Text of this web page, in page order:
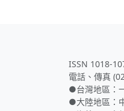
ISSN 1018-
電話、傳真
●台灣地區：
●大陸地區：